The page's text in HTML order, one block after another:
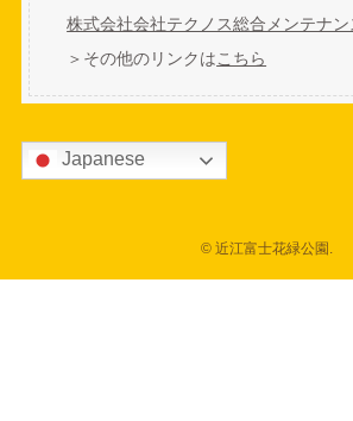
株式会社会社テクノス総合メンテナン
＞その他のリンクはこちら
Japanese
©近江富士花緑公園.